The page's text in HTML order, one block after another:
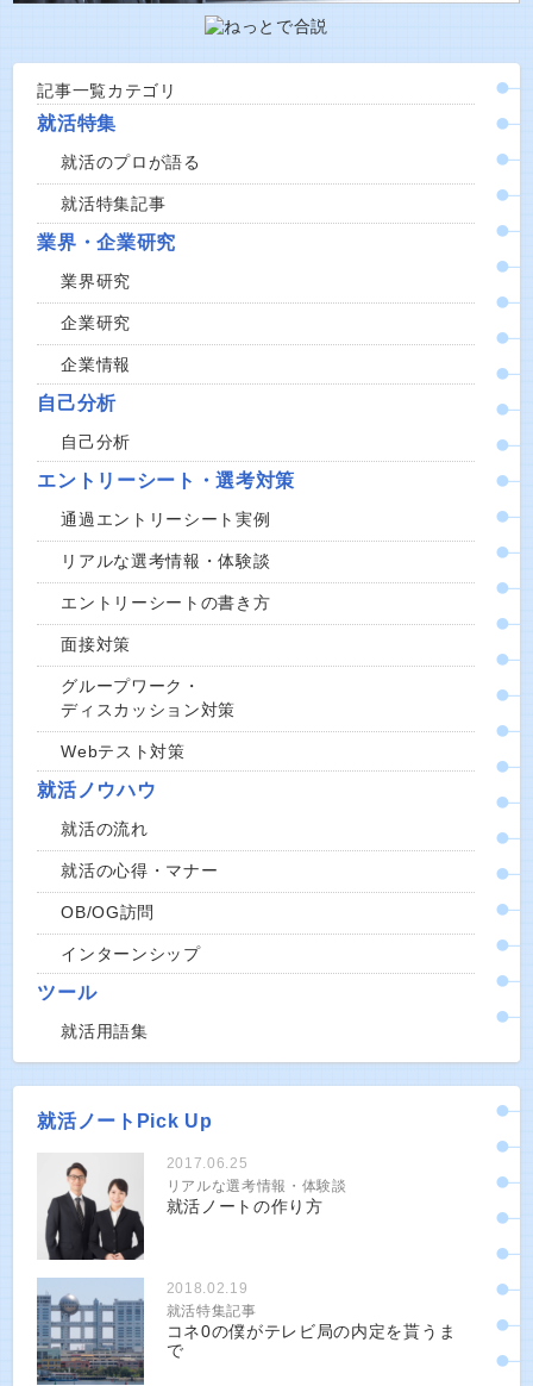
記事一覧カテゴリ
就活特集
就活のプロが語る
就活特集記事
業界・企業研究
業界研究
企業研究
企業情報
自己分析
自己分析
エントリーシート・選考対策
通過エントリーシート実例
リアルな選考情報・体験談
エントリーシートの書き方
面接対策
グループワーク・
ディスカッション対策
Webテスト対策
就活ノウハウ
就活の流れ
就活の心得・マナー
OB/OG訪問
インターンシップ
ツール
就活用語集
就活ノートPick Up
2017.06.25
リアルな選考情報・体験談
就活ノートの作り方
2018.02.19
就活特集記事
コネ0の僕がテレビ局の内定を貰うま
で